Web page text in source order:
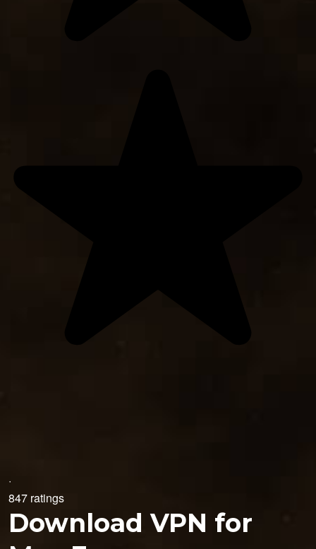
·
847 ratings
Download VPN for